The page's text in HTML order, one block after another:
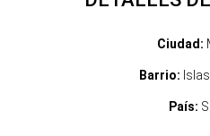
Ciudad:
Barrio:
País: